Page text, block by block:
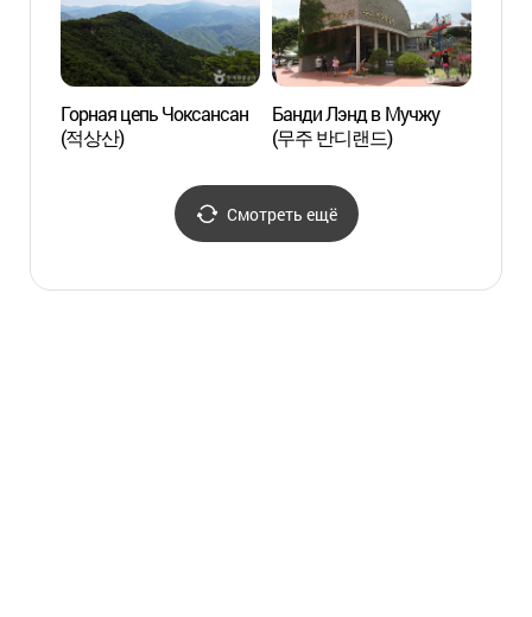
Горная цепь Чоксансан
(적상산)
Банди Лэнд в Мучжу
(무주 반디랜드)
Смотреть ещё